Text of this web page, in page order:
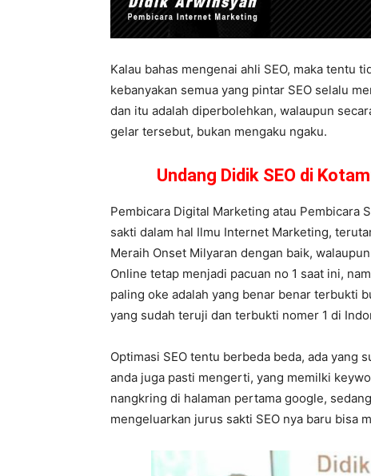
Kalau bahas mengenai ahli SEO, maka tentu
kebanyakan semua yang pintar SEO selalu
dan itu adalah diperbolehkan, walaupun
gelar tersebut, bukan mengaku ngaku.
Undang Didik SEO di
Pembicara Digital Marketing atau Pembicara
sakti dalam hal Ilmu Internet Marketing,
Meraih Onset Milyaran dengan baik,
Online tetap menjadi pacuan no 1 saat ini,
paling oke adalah yang benar benar terbukti
yang sudah teruji dan terbukti nomer 1 di
Optimasi SEO tentu berbeda beda, ada yang
anda juga pasti mengerti, yang memilki
nangkring di halaman pertama google,
mengeluarkan jurus sakti SEO nya baru bisa